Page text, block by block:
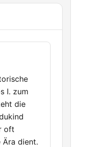
I. zum
die
oft
Ära dient.